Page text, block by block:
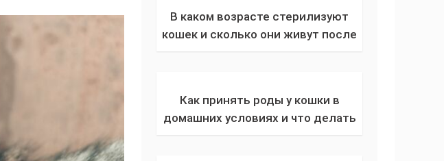
В каком возрасте стерилизуют
кошек и сколько они живут после
Как принять роды у кошки в
домашних условиях и что делать